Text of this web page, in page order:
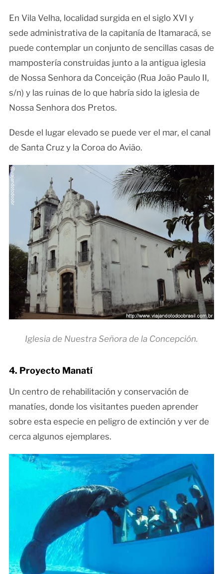
En Vila Velha, localidad surgida en el siglo XVI y
sede administrativa de la capitanía de Itamaracá, se
puede contemplar un conjunto de sencillas casas de
mampostería construidas junto a la antigua iglesia
de Nossa Senhora da Conceição (Rua João Paulo II,
s/n) y las ruinas de lo que habría sido la iglesia de
Nossa Senhora dos Pretos.
Desde el lugar elevado se puede ver el mar, el canal
de Santa Cruz y la Coroa do Avião.
Iglesia de Nuestra Señora de la Concepción.
4. Proyecto Manatí
Un centro de rehabilitación y conservación de
manatíes, donde los visitantes pueden aprender
sobre esta especie en peligro de extinción y ver de
cerca algunos ejemplares.